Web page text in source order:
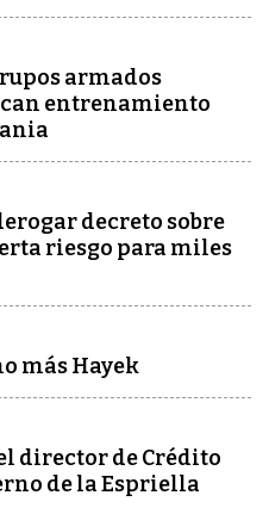
armados
entrenamiento
decreto sobre
riesgo para miles
más Hayek
director de Crédito
de la Espriella